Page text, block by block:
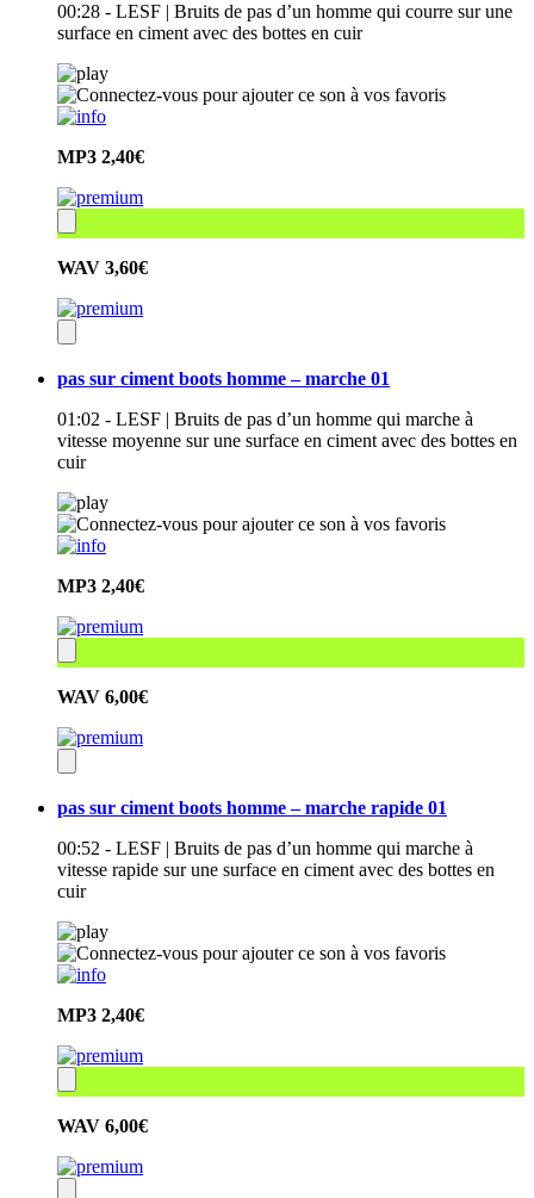
00:28 - LESF | Bruits de pas d’un homme qui courre sur une
surface en ciment avec des bottes en cuir
MP3 2,40€
WAV 3,60€
pas sur ciment boots homme – marche 01
01:02 - LESF | Bruits de pas d’un homme qui marche à
vitesse moyenne sur une surface en ciment avec des bottes en
cuir
MP3 2,40€
WAV 6,00€
pas sur ciment boots homme – marche rapide 01
00:52 - LESF | Bruits de pas d’un homme qui marche à
vitesse rapide sur une surface en ciment avec des bottes en
cuir
MP3 2,40€
WAV 6,00€